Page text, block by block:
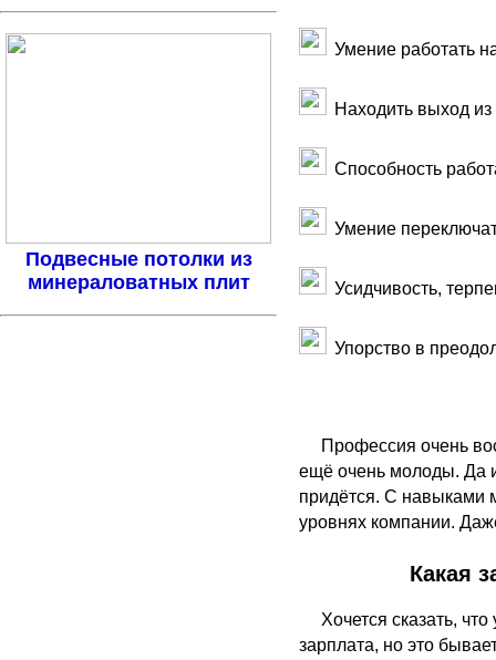
Умение работать
Находить выход
Способность
Умение
Усидчивость,
Упорство в
Профессия очень
ещё очень молоды. Да
придётся. С навыками
уровнях компании.
Какая
Хочется сказать,
зарплата, но это
Подвесные потолки из
минераловатных плит